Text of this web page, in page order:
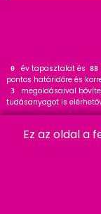
0 év tapasztalat és 114
pontos határidőre és
4 megoldásaival
tudásanyagot is
szakértőként ajánlom a
Ez az oldal a